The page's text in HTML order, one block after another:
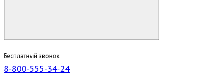
Бесплатный звонок
8-800-555-34-24